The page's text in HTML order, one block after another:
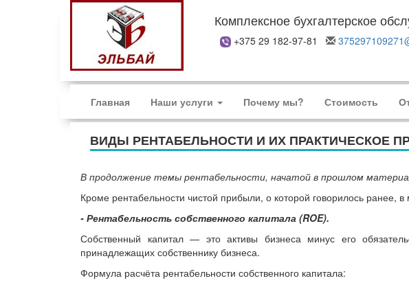
Комплексное бухгалтерское
+375 29 182-97-81
Главная
Наши услуги Почему мы? Стоимость
ВИДЫ РЕНТАБЕЛЬНОСТИ И ИХ ПРАКТИЧЕСКОЕ
В продолжение темы рентабельности, начатой в прошлом
Кроме рентабельности чистой прибыли, о которой говорилось
- Рентабельность собственного капитала (ROE).
Собственный капитал — это активы бизнеса минус его
принадлежащих собственнику бизнеса.
Формула расчёта рентабельности собственного капитала: